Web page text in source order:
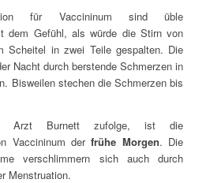
für Vaccininum sind üble
dem Gefühl, als würde die Stirn von
Scheitel in zwei Teile gespalten. Die
Nacht durch berstende Schmerzen in
Bisweilen stechen die Schmerzen bis
Arzt Burnett zufolge, ist die
Vaccininum derfrühe Morgen. Die
verschlimmern sich auch durch
Menstruation.